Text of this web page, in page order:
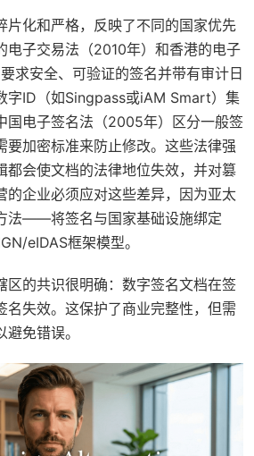
片化和严格，反映了不同的国家优先
电子交易法（2010年）和香港的电子
求安全、可验证的签名并带有审计日
字ID（如Singpass或iAM Smart）集
国电子签名法（2005年）区分一般签
要加密标准来防止修改。这些法律强
都会使文档的法律地位失效，并对篡
的企业必须应对这些差异，因为亚太
法——将签名与国家基础设施绑定
eIDAS框架模型。
区的共识很明确：数字签名文档在签
名失效。这保护了商业完整性，但需
免错误。